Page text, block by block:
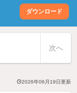
ダウンロード
次へ
2026年06月19日更新